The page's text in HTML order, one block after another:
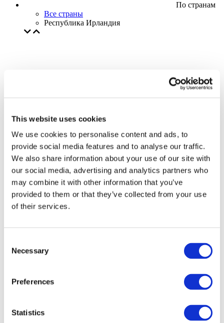
This website uses cookies
We use cookies to personalise content and ads, to
provide social media features and to analyse our traffic.
We also share information about your use of our site with
our social media, advertising and analytics partners who
may combine it with other information that you’ve
provided to them or that they’ve collected from your use
of their services.
Selection
Necessary
Preferences
Statistics
По странам
Все страны
Республика Ирландия